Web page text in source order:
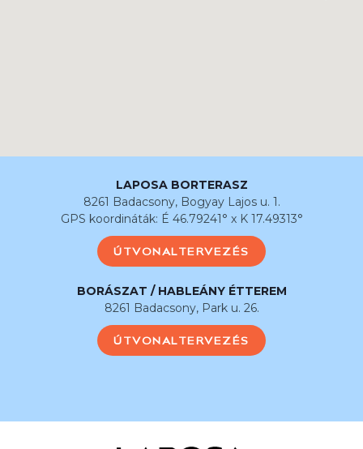
LAPOSA BORTERASZ
8261 Badacsony, Bogyay Lajos u. 1.
GPS koordináták: É 46.79241° x K 17.49313°
ÚTVONALTERVEZÉS
BORÁSZAT / HABLEÁNY ÉTTEREM
8261 Badacsony, Park u. 26.
ÚTVONALTERVEZÉS